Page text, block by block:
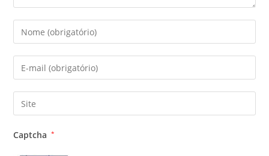
Digite
seu
nome
ou
de
usuário
para
Digite
seu
endereço
de
mail
para
Digite
o
Captcha *